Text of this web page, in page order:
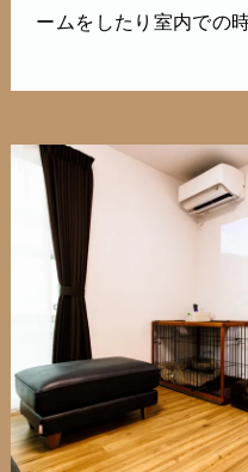
ームをしたり室内での